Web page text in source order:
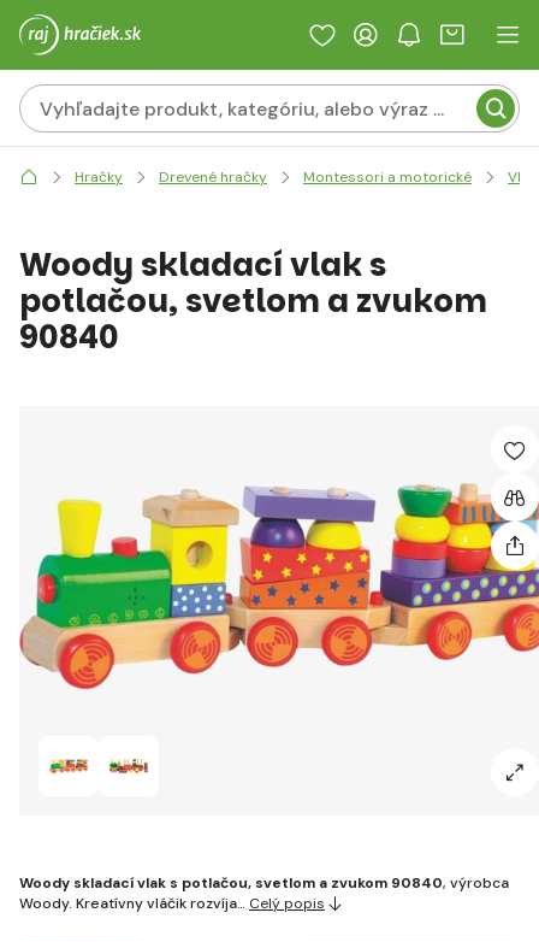
Hračky Drevené hračky Montessori a motorické
Woody skladací vlak s
potlačou, svetlom a zvukom
90840
Woody skladací vlak s potlačou, svetlom a zvukom 90840, výrobca
Woody. Kreatívny vláčik rozvíja… Celý popis